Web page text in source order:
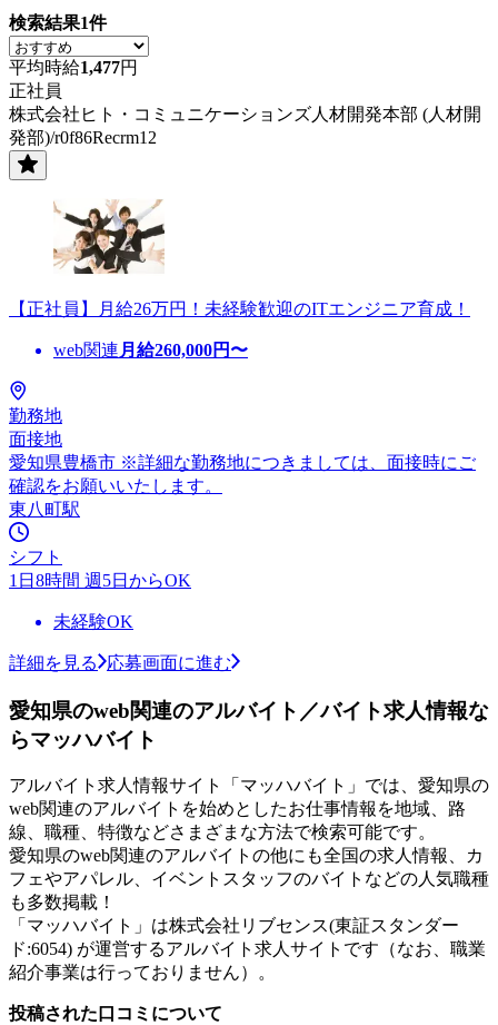
検索結果1件
平均時給1,477円
正社員
株式会社ヒト・コミュニケーションズ人材開発本部 (人材開
発部)/r0f86Recrm12
【正社員】月給26万円！未経験歓迎のITエンジニア育成！
web関連 月給260,000円〜
勤務地
面接地
愛知県豊橋市 ※詳細な勤務地につきましては、面接時にご
確認をお願いいたします。
東八町駅
シフト
1日8時間 週5日からOK
未経験OK
詳細を見る 応募画面に進む
愛知県のweb関連のアルバイト／バイト求人情報な
らマッハバイト
アルバイト求人情報サイト「マッハバイト」では、愛知県の
web関連のアルバイトを始めとしたお仕事情報を地域、路
線、職種、特徴などさまざまな方法で検索可能です。
愛知県のweb関連のアルバイトの他にも全国の求人情報、カ
フェやアパレル、イベントスタッフのバイトなどの人気職種
も多数掲載！
「マッハバイト」は株式会社リブセンス(東証スタンダー
ド:6054) が運営するアルバイト求人サイトです（なお、職業
紹介事業は行っておりません）。
投稿された口コミについて